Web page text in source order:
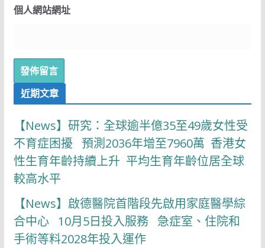
個人網站網址
近期文章
【News】研究：全球逾半億35至49歲女性受
不育症困擾 預測2036年增至7960萬 香港女
性生育年齡持續上升 平均生育年齡位居全球
較高水平
【News】啟德醫院首階段先啟用家庭醫學綜
合中心 10月5日投入服務 急症室、住院和
手術等料2028年投入運作